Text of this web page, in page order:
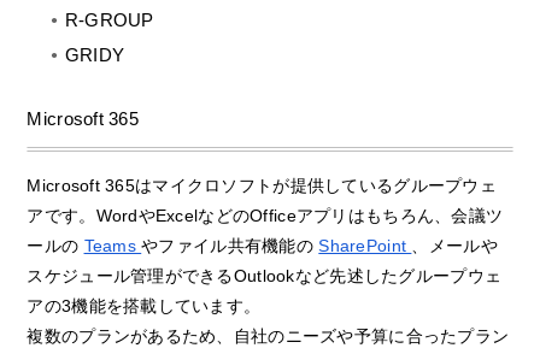
R-GROUP
GRIDY
Microsoft 365
Microsoft 365はマイクロソフトが提供しているグループウェ
アです。WordやExcelなどのOfficeアプリはもちろん、会議ツ
ールの Teamsやファイル共有機能のSharePoint
、メールや
スケジュール管理ができるOutlookなど先述したグループウェ
アの3機能を搭載しています。
複数のプランがあるため、自社のニーズや予算に合ったプラン